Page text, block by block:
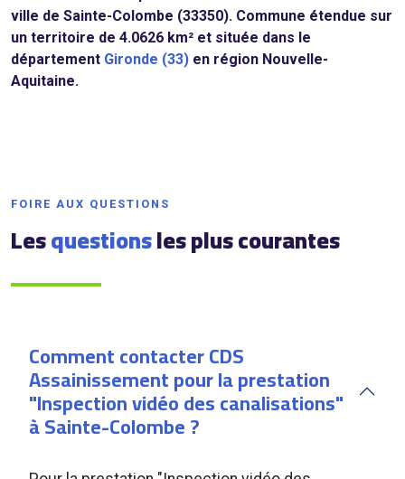
ville de Sainte-Colombe (33350). Commune étendue sur
un territoire de 4.0626 km² et située dans le
département Gironde (33) en région Nouvelle-
Aquitaine.
FOIRE AUX QUESTIONS
Lesquestionsles plus courantes
Comment contacter CDS
Assainissement pour la prestation
"Inspection vidéo des canalisations"
à Sainte-Colombe ?